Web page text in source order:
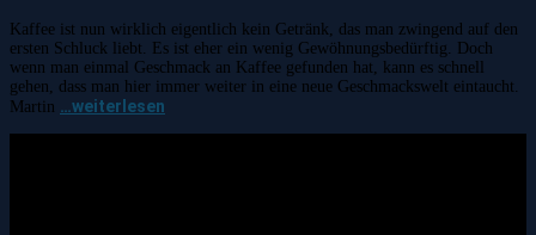
Kaffee ist nun wirklich eigentlich kein Getränk, das man zwingend auf den
ersten Schluck liebt. Es ist eher ein wenig Gewöhnungsbedürftig. Doch
wenn man einmal Geschmack an Kaffee gefunden hat, kann es schnell
gehen, dass man hier immer weiter in eine neue Geschmackswelt eintaucht.
Martin …weiterlesen